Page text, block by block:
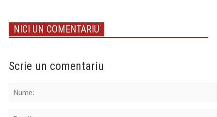
NICI UN COMENTARIU
Scrie un comentariu